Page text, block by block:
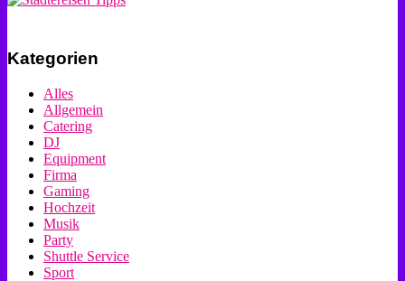
Kategorien
Alles
Allgemein
Catering
DJ
Equipment
Firma
Gaming
Hochzeit
Musik
Party
Shuttle Service
Sport